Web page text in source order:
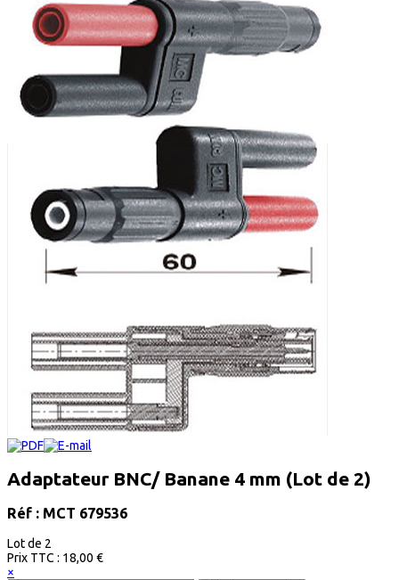
Adaptateur BNC/ Banane 4 mm (Lot de 2)
Réf : MCT 679536
Lot de 2
Prix ​​TTC : 18,00 €
×